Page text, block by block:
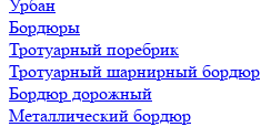
Урбан
Бордюры
Тротуарный поребрик
Тротуарный шарнирный бордюр
Бордюр дорожный
Металлический бордюр